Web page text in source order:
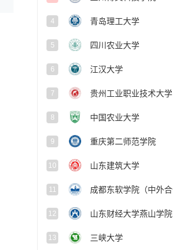
4 青岛理工大学
5 四川农业大学
6 江汉大学
7 贵州工业职业技术大学
8 中国农业大学
9 重庆第二师范学院
10 山东建筑大学
11
12 山东财经大学燕山学院
13 三峡大学